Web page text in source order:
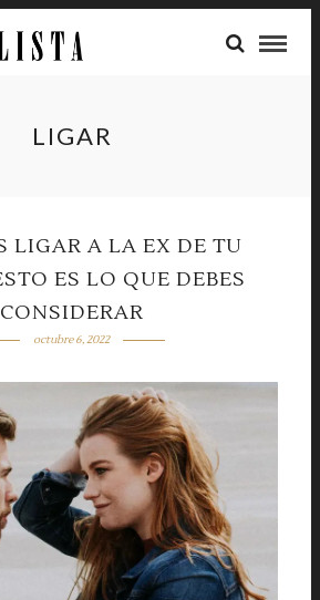
LIGAR
LIGAR A LA EX DE TU
ES LO QUE DEBES
CONSIDERAR
octubre 6, 2022